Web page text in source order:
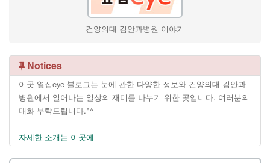
건양의대 김안과병원 이야기
Notices
이곳 옆집eye 블로그는 눈에 관한 다양한 정보와 건양의대 김안과
병원에서 일어나는 일상의 재미를 나누기 위한 곳입니다. 여러분의
대화 부탁드립니다.^^
자세한 소개는 이곳에